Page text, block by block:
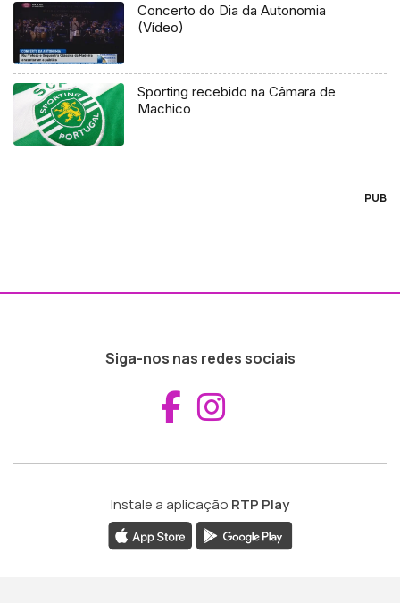
Concerto do Dia da Autonomia
(Vídeo)
Sporting recebido na Câmara de
Machico
PUB
Siga-nos nas redes sociais
Aceder ao
Instale a aplicação RTP Play